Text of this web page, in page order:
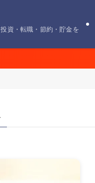
資・転職・節約・貯金を